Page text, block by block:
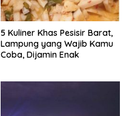
5 Kuliner Khas Pesisir Barat,
Lampung yang Wajib Kamu
Coba, Dijamin Enak